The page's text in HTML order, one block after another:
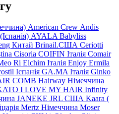
American Crew Andis
AYALA Babyliss
Китай Brinail.США Ceriotti
Cisoria COIFIN Італія Comair
Ri Elchim Італія Enjoy Ermila
Іспанія GA.MA Італія Ginko
COMB Hairway Німеччина
I LOVE MY HAIR Infinity
JANEKE JRL США Kaara (
Mertz Німеччина Moser